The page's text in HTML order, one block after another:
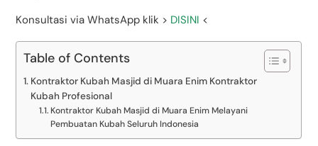
Konsultasi via WhatsApp klik > DISINI <
Table of Contents
Kontraktor Kubah Masjid di Muara Enim Kontraktor
Kubah Profesional
Kontraktor Kubah Masjid di Muara Enim Melayani
Pembuatan Kubah Seluruh Indonesia